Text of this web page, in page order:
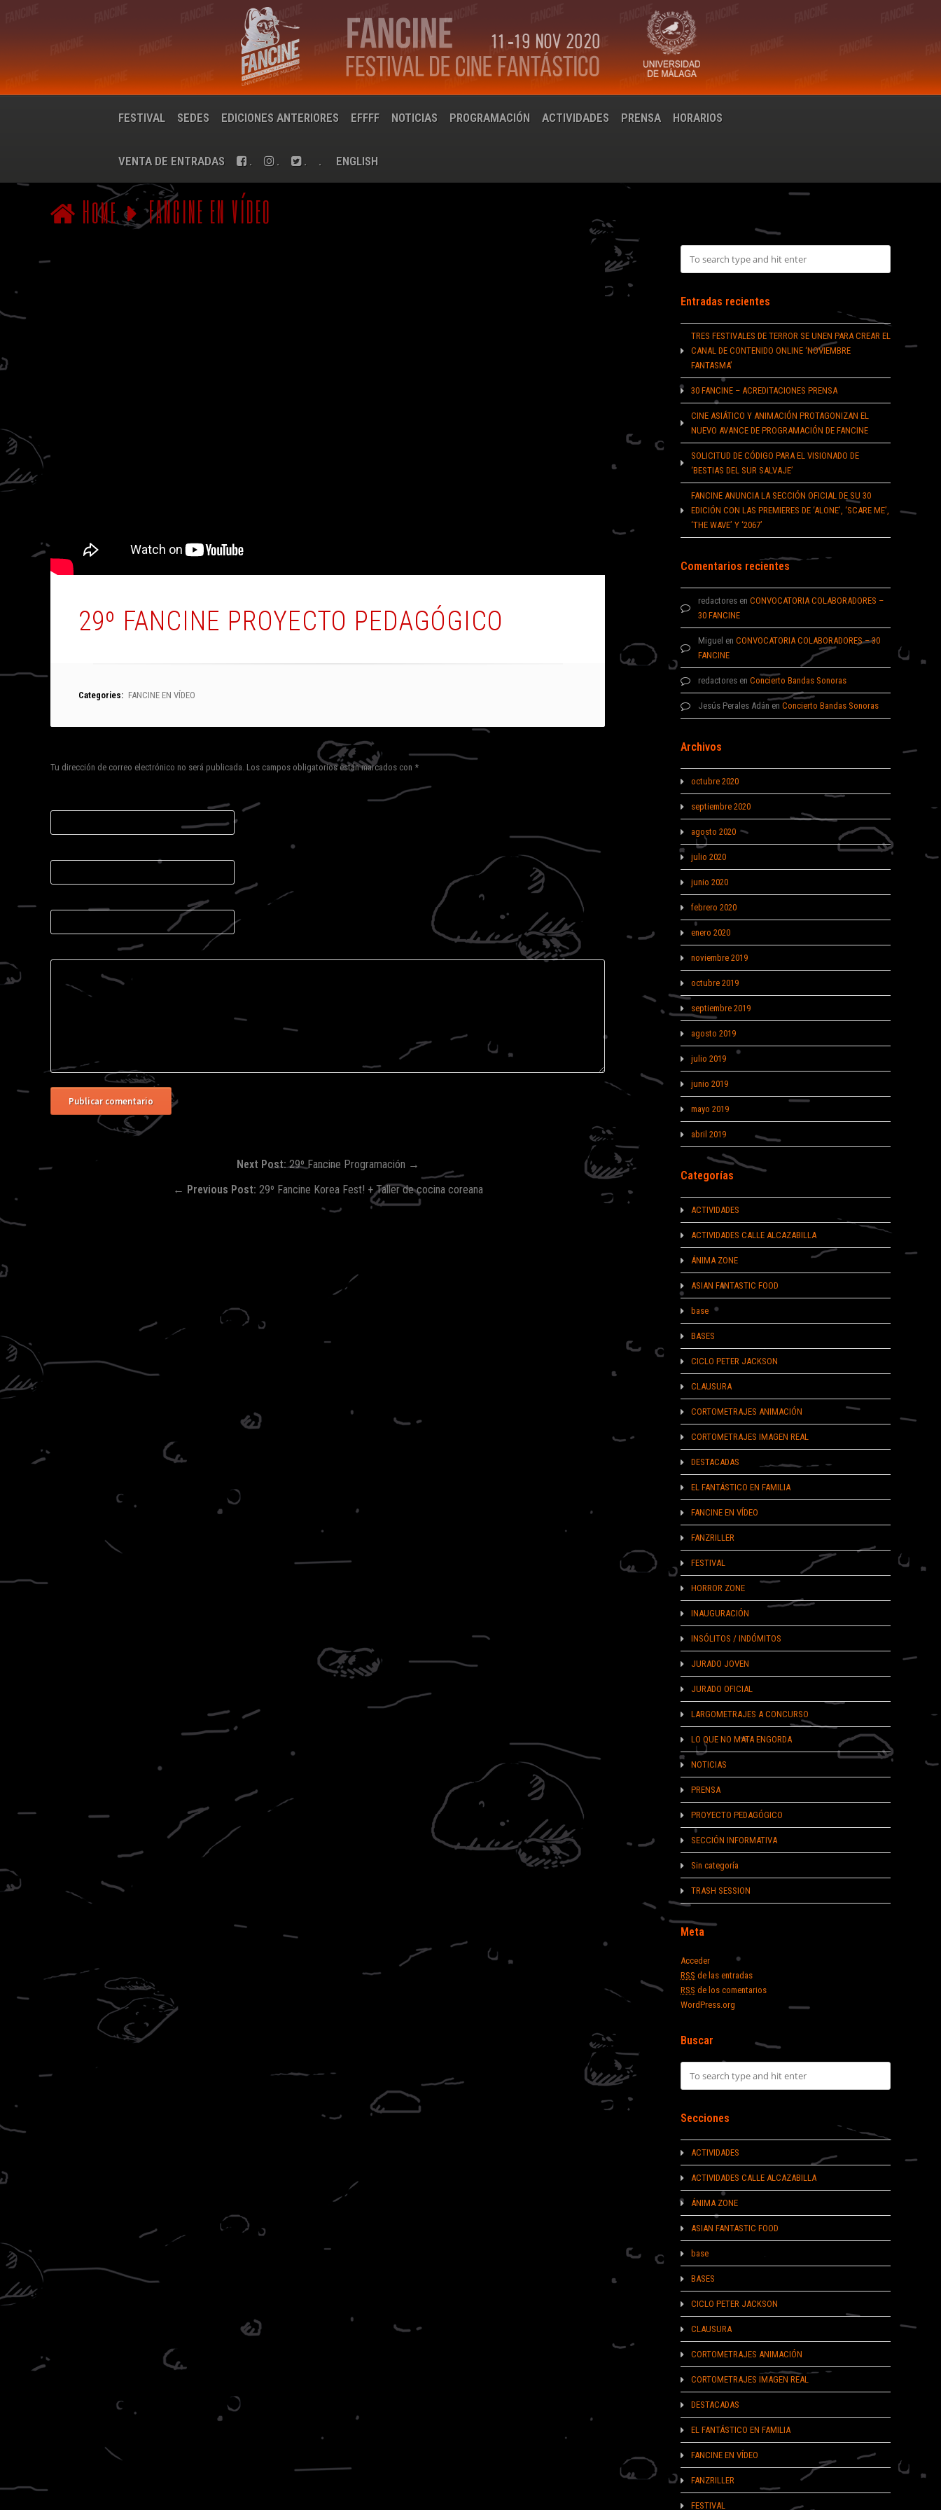
FESTIVAL SEDES EDICIONES ANTERIORES EFFFF NOTICIAS PROGRAMACIÓN ACTIVIDADES PRENSA HORARIOS
VENTA DE ENTRADAS . . . . ENGLISH
Home FANCINE EN VÍDEO
29º FANCINE PROYECTO PEDAGÓGICO
Categories: FANCINE EN VÍDEO
Tu dirección de correo electrónico no será publicada. Los campos obligatorios están marcados con *
Next Post:29º Fancine Programación →
← Previous Post: 29º Fancine Korea Fest! + Taller de cocina coreana
Entradas recientes
TRES FESTIVALES DE TERROR SE UNEN PARA CREAR EL
CANAL DE CONTENIDO ONLINE ‘NOVIEMBRE
FANTASMA’
30 FANCINE – ACREDITACIONES PRENSA
CINE ASIÁTICO Y ANIMACIÓN PROTAGONIZAN EL
NUEVO AVANCE DE PROGRAMACIÓN DE FANCINE
SOLICITUD DE CÓDIGO PARA EL VISIONADO DE
‘BESTIAS DEL SUR SALVAJE’
FANCINE ANUNCIA LA SECCIÓN OFICIAL DE SU 30
EDICIÓN CON LAS PREMIERES DE ‘ALONE’, ‘SCARE ME’,
‘THE WAVE’ Y ‘2067’
Comentarios recientes
redactores en CONVOCATORIA COLABORADORES –
30 FANCINE
Miguel en CONVOCATORIA COLABORADORES – 30
FANCINE
redactores en Concierto Bandas Sonoras
Jesús Perales Adán en Concierto Bandas Sonoras
Archivos
octubre 2020
septiembre 2020
agosto 2020
julio 2020
junio 2020
febrero 2020
enero 2020
noviembre 2019
octubre 2019
septiembre 2019
agosto 2019
julio 2019
junio 2019
mayo 2019
abril 2019
Categorías
ACTIVIDADES
ACTIVIDADES CALLE ALCAZABILLA
ÁNIMA ZONE
ASIAN FANTASTIC FOOD
base
BASES
CICLO PETER JACKSON
CLAUSURA
CORTOMETRAJES ANIMACIÓN
CORTOMETRAJES IMAGEN REAL
DESTACADAS
EL FANTÁSTICO EN FAMILIA
FANCINE EN VÍDEO
FANZRILLER
FESTIVAL
HORROR ZONE
INAUGURACIÓN
INSÓLITOS / INDÓMITOS
JURADO JOVEN
JURADO OFICIAL
LARGOMETRAJES A CONCURSO
LO QUE NO MATA ENGORDA
NOTICIAS
PRENSA
PROYECTO PEDAGÓGICO
SECCIÓN INFORMATIVA
Sin categoría
TRASH SESSION
Meta
Acceder
RSS de las entradas
RSS de los comentarios
WordPress.org
Buscar
Secciones
ACTIVIDADES
ACTIVIDADES CALLE ALCAZABILLA
ÁNIMA ZONE
ASIAN FANTASTIC FOOD
base
BASES
CICLO PETER JACKSON
CLAUSURA
CORTOMETRAJES ANIMACIÓN
CORTOMETRAJES IMAGEN REAL
DESTACADAS
EL FANTÁSTICO EN FAMILIA
FANCINE EN VÍDEO
FANZRILLER
FESTIVAL